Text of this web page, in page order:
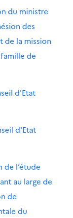
du ministre
des
de la mission
de
d'Etat
d'Etat
de l’étude
au large de
de
du